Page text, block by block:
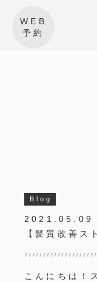
WEB
予約
Blog
2021.05.09
【髪質改善ス
こんにちは！